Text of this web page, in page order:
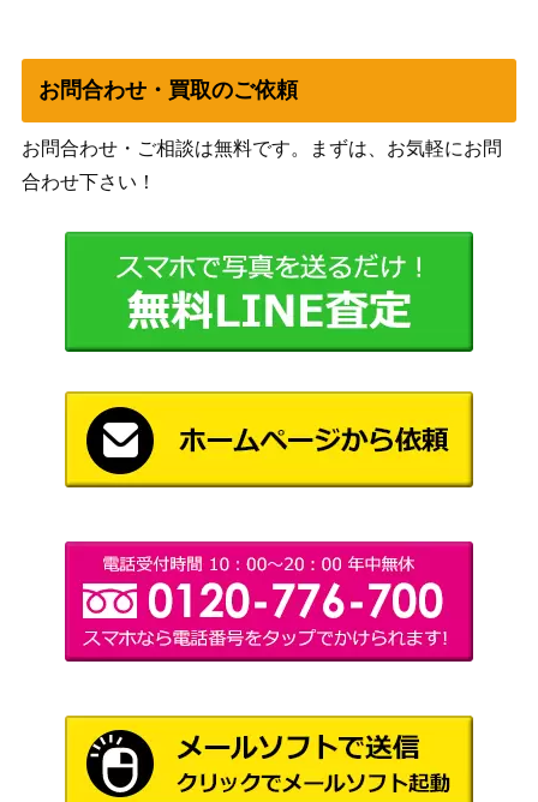
お問合わせ・買取のご依頼
お問合わせ・ご相談は無料です。まずは、お気軽にお問
合わせ下さい！